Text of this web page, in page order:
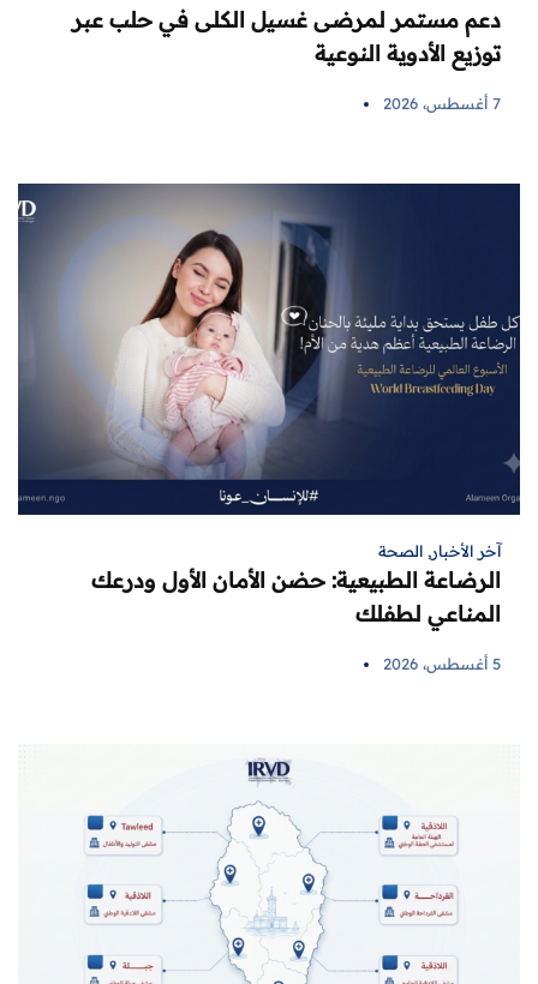
دعم مستمر لمرضى غسيل الكلى في حلب عبر
توزيع الأدوية النوعية
7 أغسطس، 2026
آخر الأخبار, الصحة
الرضاعة الطبيعية: حضن الأمان الأول ودرعك
المناعي لطفلك
5 أغسطس، 2026